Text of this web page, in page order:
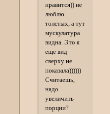
нравится)) не
люблю
толстых, а тут
мускулатура
видна. Это я
еще вид
сверху не
показала))))))
Считаешь,
надо
увеличить
порции?